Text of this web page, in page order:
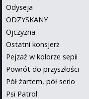
Odyseja
ODZYSKANY
Ojczyzna
Ostatni konsjerż
Pejzaż w kolorze sepii
Powrót do przyszłości
Pół żartem, pół serio
Psi Patrol